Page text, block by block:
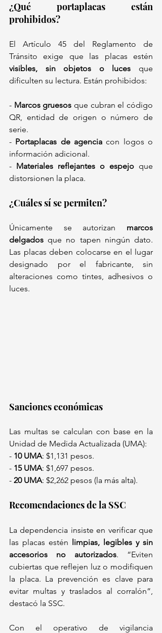
¿Qué portaplacas están
prohibidos?
El Artículo 45 del Reglamento de
visibles, sin objetos o luces que
dificulten su lectura. Están prohibidos:
- Marcos gruesos que cubran el código
QR, entidad de origen o número de
serie.
- Portaplacas de agencia con logos o
información adicional.
- Materiales reflejantes o espejo que
distorsionen la placa.
¿Cuáles sí se permiten?
Únicamente se autorizan marcos
delgados que no tapen ningún dato.
Las placas deben colocarse en el lugar
designado por el fabricante, sin
alteraciones como tintes, adhesivos o
luces.
Sanciones económicas
Las multas se calculan con base en la
Unidad de Medida Actualizada (UMA):
- 10 UMA: $1,131 pesos.
- 15 UMA: $1,697 pesos.
- 20 UMA: $2,262 pesos (la más alta).
Recomendaciones de la SSC
La dependencia insiste en verificar que
las placas estén limpias, legibles y sin
accesorios no autorizados. “Eviten
cubiertas que reflejen luz o modifiquen
la placa. La prevención es clave para
evitar multas y traslados al corralón”,
destacó la SSC.
Con el operativo de vigilancia